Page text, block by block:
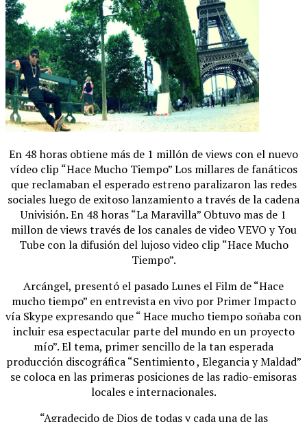
En 48 horas obtiene más de 1 millón de views con el nuevo
vídeo clip “Hace Mucho Tiempo” Los millares de fanáticos
que reclamaban el esperado estreno paralizaron las redes
sociales luego de exitoso lanzamiento a través de la cadena
Univisión. En 48 horas “La Maravilla” Obtuvo mas de 1
millon de views través de los canales de video VEVO y You
Tube con la difusión del lujoso video clip “Hace Mucho
Tiempo”.
Arcángel, presentó el pasado Lunes el Film de “Hace
mucho tiempo” en entrevista en vivo por Primer Impacto
vía Skype expresando que “ Hace mucho tiempo soñaba con
incluir esa espectacular parte del mundo en un proyecto
mío”. El tema, primer sencillo de la tan esperada
producción discográfica “Sentimiento , Elegancia y Maldad”
se coloca en las primeras posiciones de las radio-emisoras
locales e internacionales.
“Agradecido de Dios de todas y cada una de las